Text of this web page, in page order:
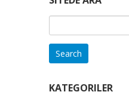
for:
KATEGORILER